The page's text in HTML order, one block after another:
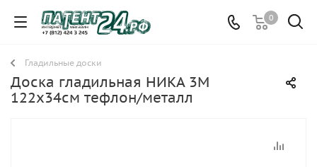
0
Гладильные доски
Доска гладильная НИКА 3М
122х34см тефлон/металл